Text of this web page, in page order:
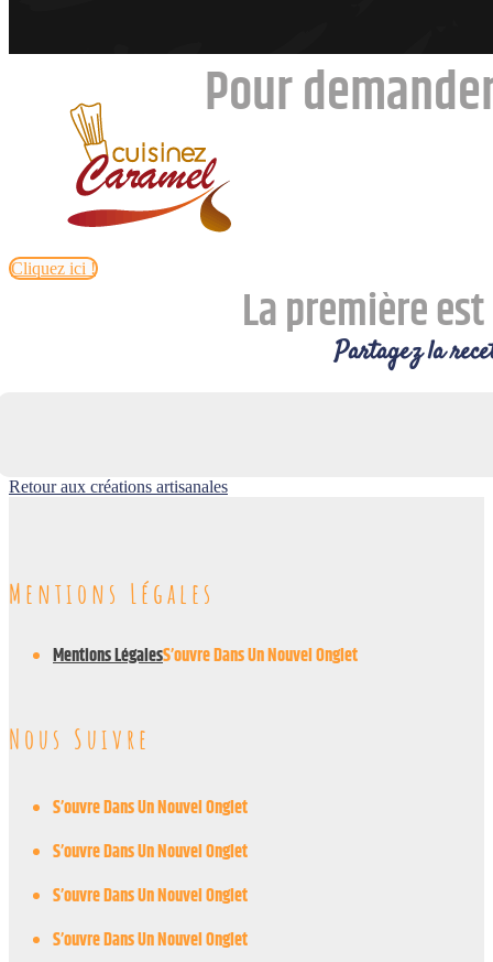
Pour
Cliquez ici !
La première
Partagez la
Retour aux créations artisanales
Mentions Légales
Mentions LégalesS’ouvre Dans Un Nouvel Onglet
Nous Suivre
S’ouvre Dans Un Nouvel Onglet
S’ouvre Dans Un Nouvel Onglet
S’ouvre Dans Un Nouvel Onglet
S’ouvre Dans Un Nouvel Onglet